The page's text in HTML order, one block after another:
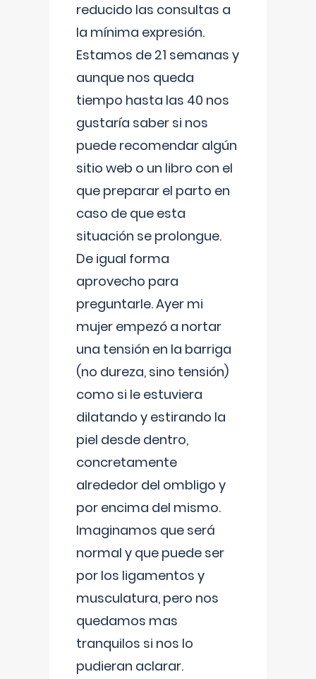
reducido las consultas a
la mínima expresión.
Estamos de 21 semanas y
aunque nos queda
tiempo hasta las 40 nos
gustaría saber si nos
puede recomendar algún
sitio web o un libro con el
que preparar el parto en
caso de que esta
situación se prolongue.
De igual forma
aprovecho para
preguntarle. Ayer mi
mujer empezó a nortar
una tensión en la barriga
(no dureza, sino tensión)
como si le estuviera
dilatando y estirando la
piel desde dentro,
concretamente
alrededor del ombligo y
por encima del mismo.
Imaginamos que será
normal y que puede ser
por los ligamentos y
musculatura, pero nos
quedamos mas
tranquilos si nos lo
pudieran aclarar.